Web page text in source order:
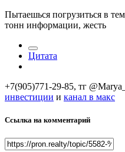
Пытаешься погрузиться в
тонн информации, жесть
Цитата
+7(905)771-29-85, тг
инвестиции и канал в макс
Ссылка на комментарий